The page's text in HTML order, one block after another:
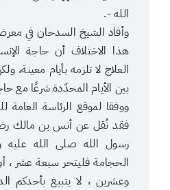
الله -.
وأفاد الشيخ السدحان في
هذا الاختلاف أن حاجة
العلاج لا تلزمه بأيام
بين الأيام المحدّدة شرعًا مع
ووفقا لموقع الرئاسة العامة
فقد نُقل عن أنس بن مالك
رسول الله صلى الله
الحجامة فليتحر سبعة عشر ،
وعشرين ، لا يتبيغ بأحدكم